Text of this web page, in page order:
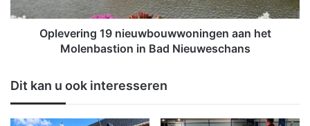
l
t
:
P
i
n
i
e
u
Oplevering 19 nieuwbouwwoningen aan het
Molenbastion in Bad Nieuweschans
Dit kan u ook interesseren